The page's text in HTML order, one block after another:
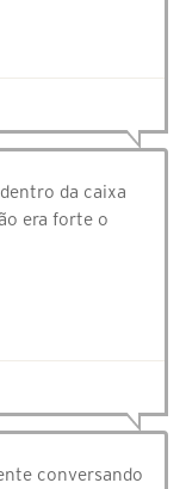
da caixa
era forte o
conversando